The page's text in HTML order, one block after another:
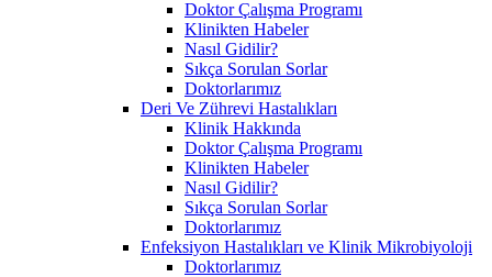
Doktor Çalışma Programı
Klinikten Habeler
Nasıl Gidilir?
Sıkça Sorulan Sorlar
Doktorlarımız
Deri Ve Zührevi Hastalıkları
Klinik Hakkında
Doktor Çalışma Programı
Klinikten Habeler
Nasıl Gidilir?
Sıkça Sorulan Sorlar
Doktorlarımız
Enfeksiyon Hastalıkları ve Klinik Mikrobiyoloji
Doktorlarımız